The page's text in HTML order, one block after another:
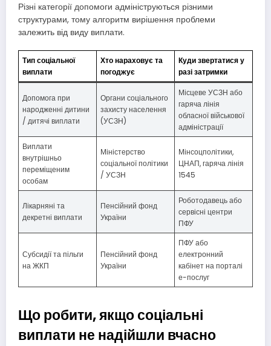
Різні категорії допомоги адмініструються різними
структурами, тому алгоритм вирішення проблеми
залежить від виду виплати.
Тип соціальної
виплати
Хто нараховує та
погоджує
Куди звертатися у
разі затримки
Допомога при
народженні дитини
/ дитячі виплати
Органи соціального
захисту населення
(УСЗН)
Місцеве УСЗН або
гаряча лінія
обласної військової
адміністрації
Виплати
внутрішньо
переміщеним
особам
Міністерство
соціальної політики
/ УСЗН
Мінсоцполітики,
ЦНАП, гаряча лінія
1545
Лікарняні та
декретні виплати
Пенсійний фонд
України
Роботодавець або
сервісні центри
ПФУ
Субсидії та пільги
на ЖКП
Пенсійний фонд
України
ПФУ або
електронний
кабінет на порталі
е-послуг
Що робити, якщо соціальні
виплати не надійшли вчасно